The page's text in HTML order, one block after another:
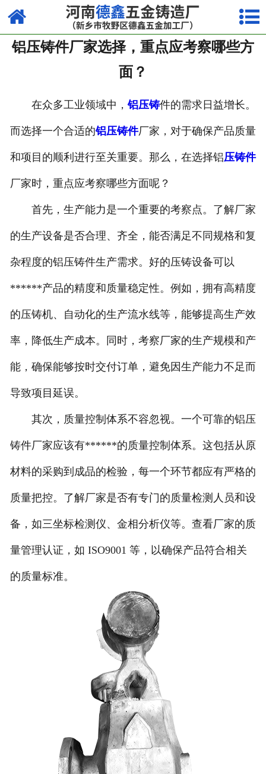
网站首页
走进我们
荣誉资质
厂容厂貌
铝压铸件厂家选择，重点应考察哪些方
面？
在众多工业领域中，铝压铸件的需求日益增长。
而选择一个合适的铝压铸件厂家，对于确保产品质量
和项目的顺利进行至关重要。那么，在选择铝压铸件
厂家时，重点应考察哪些方面呢？
首先，生产能力是一个重要的考察点。了解厂家
的生产设备是否合理、齐全，能否满足不同规格和复
杂程度的铝压铸件生产需求。好的压铸设备可以
******产品的精度和质量稳定性。例如，拥有高精度
的压铸机、自动化的生产流水线等，能够提高生产效
率，降低生产成本。同时，考察厂家的生产规模和产
能，确保能够按时交付订单，避免因生产能力不足而
导致项目延误。
其次，质量控制体系不容忽视。一个可靠的铝压
铸件厂家应该有******的质量控制体系。这包括从原
材料的采购到成品的检验，每一个环节都应有严格的
质量把控。了解厂家是否有专门的质量检测人员和设
备，如三坐标检测仪、金相分析仪等。查看厂家的质
量管理认证，如 ISO9001 等，以确保产品符合相关
的质量标准。